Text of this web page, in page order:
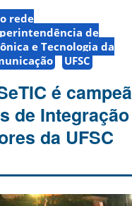
rede
de
e Tecnologia da
UFSC
é campeã
de Integração
da UFSC